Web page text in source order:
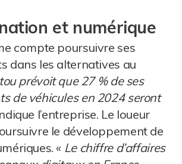
et numérique
compte poursuivre ses
dans les alternatives au
prévoit que 27 % de ses
de véhicules en 2024 seront
l’entreprise. Le loueur
le développement de
« Le chiffre d’affaires